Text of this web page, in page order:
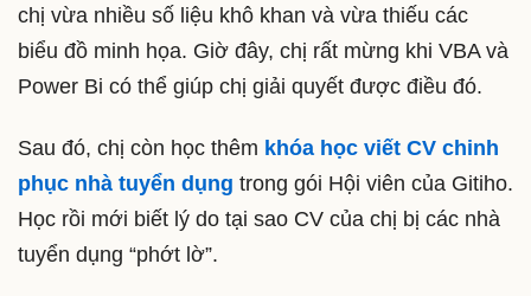
chị vừa nhiều số liệu khô khan và vừa thiếu các
biểu đồ minh họa. Giờ đây, chị rất mừng khi VBA và
Power Bi có thể giúp chị giải quyết được điều đó.
Sau đó, chị còn học thêm khóa học viết CV chinh
phục nhà tuyển dụng trong gói Hội viên của Gitiho.
Học rồi mới biết lý do tại sao CV của chị bị các nhà
tuyển dụng “phớt lờ”.